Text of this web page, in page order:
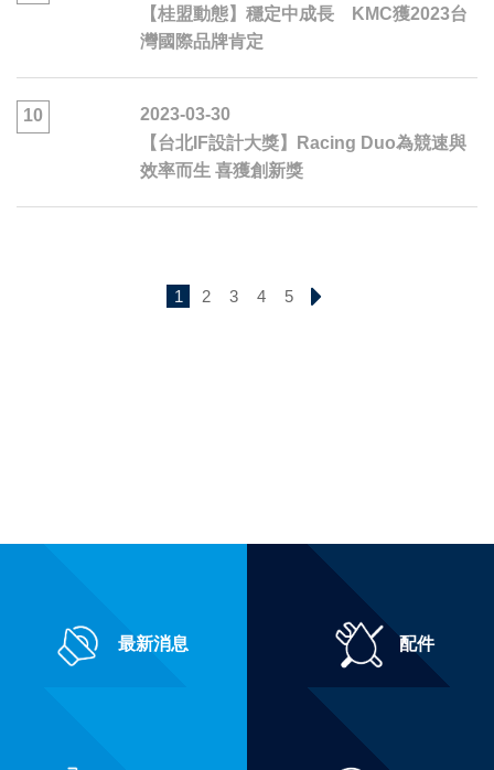
【桂盟動態】穩定中成長 KMC獲2023台
灣國際品牌肯定
10
2023-03-30
【台北IF設計大獎】Racing Duo為競速與
效率而生 喜獲創新獎
1 2 3 4 5
最新消息 配件